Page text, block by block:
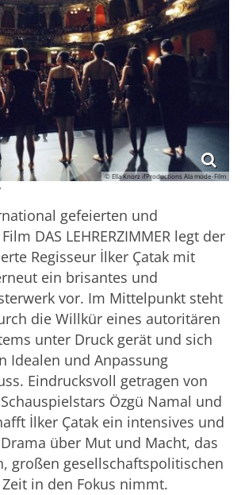
© Ella Knorz ifProductions Ala mode-Film
gefeierten und
DAS LEHRERZIMMER legt der
Regisseur İlker Çatak mit
ein brisantes und
vor. Im Mittelpunkt steht
die Willkür eines autoritären
unter Druck gerät und sich
Idealen und Anpassung
Eindrucksvoll getragen von
Özgü Namal und
İlker Çatak ein intensives und
über Mut und Macht, das
großen gesellschaftspolitischen
in den Fokus nimmt.